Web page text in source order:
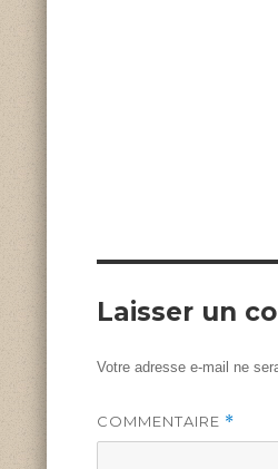
Laisser un
Votre adresse e-mail ne
COMMENTAIRE *